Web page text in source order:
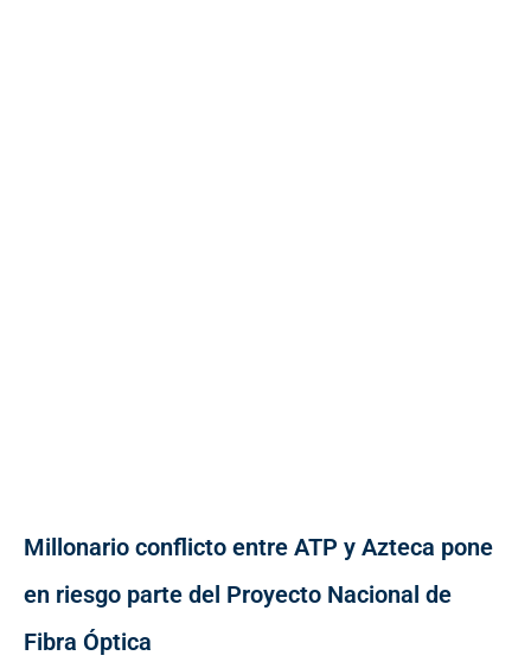
Millonario conflicto entre ATP y Azteca pone
en riesgo parte del Proyecto Nacional de
Fibra Óptica